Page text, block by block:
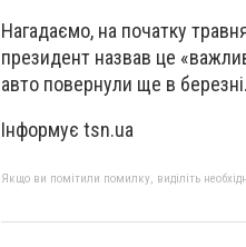
Нагадаємо, на початку
президент назвав це
авто повернули ще в березні.
Інформує tsn.ua
Якщо ви помітили помилку, виділіть